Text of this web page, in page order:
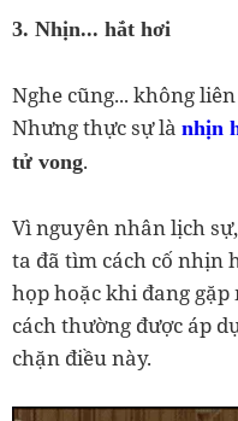
3. Nhịn... hắt hơi
Nghe cũng... không
Nhưng thực sự là nhịn
tử vong.
Vì nguyên nhân lịch
ta đã tìm cách cố nhịn
họp hoặc khi đang
cách thường được áp
chặn điều này.